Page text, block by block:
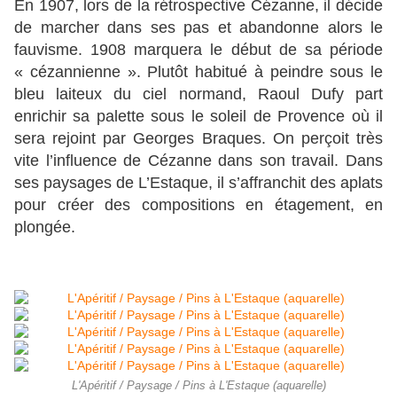
En 1907, lors de la rétrospective Cézanne, il décide
de marcher dans ses pas et abandonne alors le
fauvisme. 1908 marquera le début de sa période
« cézannienne ». Plutôt habitué à peindre sous le
bleu laiteux du ciel normand, Raoul Dufy part
enrichir sa palette sous le soleil de Provence où il
sera rejoint par Georges Braques. On perçoit très
vite l’influence de Cézanne dans son travail. Dans
ses paysages de L’Estaque, il s’affranchit des aplats
pour créer des compositions en étagement, en
plongée.
L'Apéritif / Paysage / Pins à L'Estaque (aquarelle)